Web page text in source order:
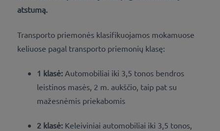
atstumą.
Transporto priemonės klasifikuojamos mokamuose
keliuose pagal transporto priemonių klasę:
1 klasė: Automobiliai iki 3,5 tonos bendros
leistinos masės, 2 m. aukščio, taip pat su
mažesnėmis priekabomis
2 klasė: Keleiviniai automobiliai iki 3,5 tonos,